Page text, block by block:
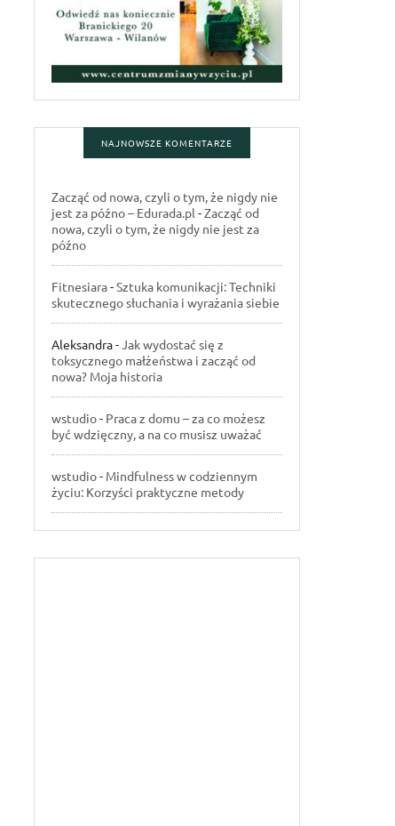
NAJNOWSZE KOMENTARZE
Zacząć od nowa, czyli o tym, że nigdy nie
jest za późno – Edurada.pl -Zacząć od
nowa, czyli o tym, że nigdy nie jest za
późno
Fitnesiara-Sztuka komunikacji: Techniki
skutecznego słuchania i wyrażania siebie
Aleksandra-Jak wydostać się z
toksycznego małżeństwa i zacząć od
nowa? Moja historia
wstudio- Praca z domu – za co możesz
być wdzięczny, a na co musisz uważać
wstudio- Mindfulness w codziennym
życiu: Korzyści praktyczne metody